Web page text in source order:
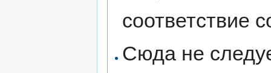
соответствие
Сюда не